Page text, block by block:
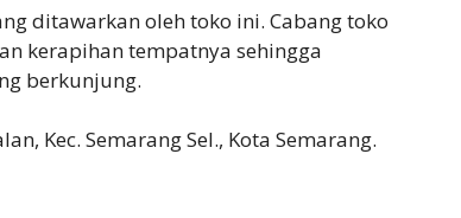
ditawarkan oleh toko ini. Cabang toko
kerapihan tempatnya sehingga
berkunjung.
Kec. Semarang Sel., Kota Semarang.